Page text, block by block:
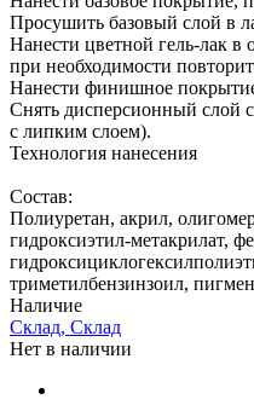
Просушить базовый слой в
Нанести цветной гель-лак
при необходимости
Нанести финишное
Снять дисперсионный слой
с липким слоем).
Технология нанесения
Состав:
Полиуретан, акрил,
гидроксиэтил-метакрилат,
триметилбензинзоил,
Наличие
Склад, Склад
Нет в наличии